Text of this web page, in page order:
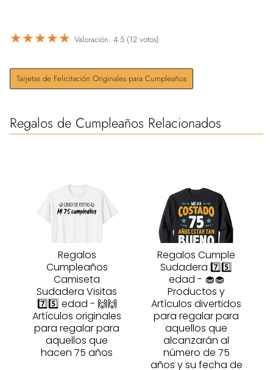
★★★★★ Valoración: 4.5 (12 votos)
Tarjetas de Felicitación Originales para Cumpleaños
Regalos de Cumpleaños Relacionados
Regalos
Cumpleaños
Camiseta
Sudadera Visitas
7️⃣5️⃣ edad - 🙌🙌
Artículos originales
para regalar para
aquellos que
hacen 75 años
Regalos Cumple
Sudadera 7️⃣5️⃣
edad - 🧁🧁
Productos y
Artículos divertidos
para regalar para
aquellos que
alcanzarán al
número de 75
años y su fecha de